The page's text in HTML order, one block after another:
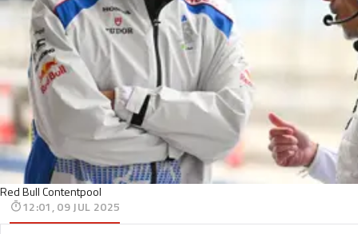
Red Bull Contentpool
12:01, 09 JUL 2025